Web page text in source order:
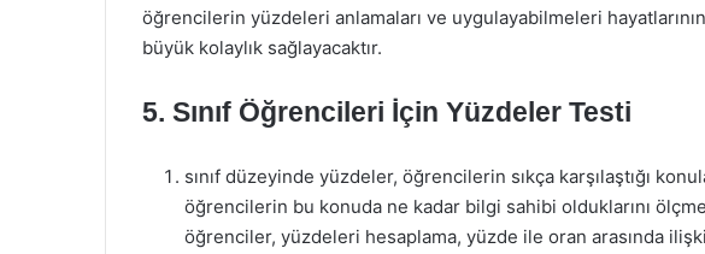
öğrencilerin yüzdeleri anlamaları ve uygulayabilmeleri
büyük kolaylık sağlayacaktır.
5. Sınıf Öğrencileri İçin Yüzdeler Testi
sınıf düzeyinde yüzdeler, öğrencilerin sıkça karşılaştığı
öğrencilerin bu konuda ne kadar bilgi sahibi olduklarını
öğrenciler, yüzdeleri hesaplama, yüzde ile oran arasında